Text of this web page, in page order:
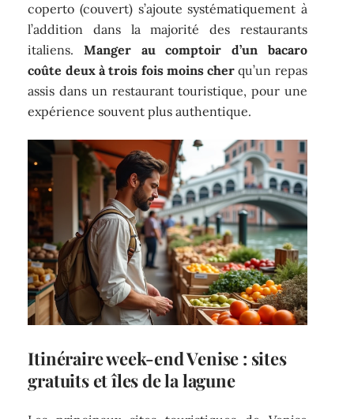
coperto (couvert) s’ajoute systématiquement à
l’addition dans la majorité des restaurants
italiens.Manger au comptoir d’un bacaro
coûte deux à trois fois moins cher qu’un repas
assis dans un restaurant touristique, pour une
expérience souvent plus authentique.
Itinéraire week-end Venise : sites
gratuits et îles de la lagune